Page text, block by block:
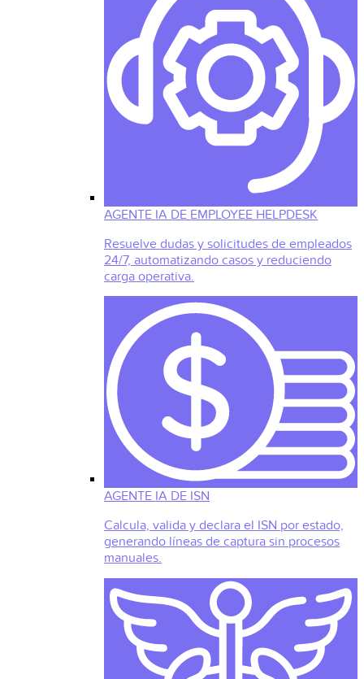
AGENTE IA DE EMPLOYEE HELPDESK
Resuelve dudas y solicitudes de empleados
24/7, automatizando casos y reduciendo
carga operativa.
AGENTE IA DE ISN
Calcula, valida y declara el ISN por estado,
generando líneas de captura sin procesos
manuales.